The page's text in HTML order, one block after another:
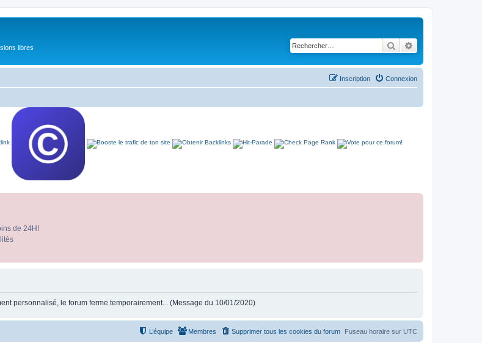
libres Rechercher
Connexion
Inscription
de 24H!
personnalisé, le forum ferme temporairement... (Message du 10/01/2020)
Fuseau horaire sur UTC
Supprimer tous les cookies du forum
Membres
L’équipe